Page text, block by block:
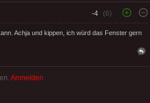
-4 (6)
Achja und kippen, ich würd das Fenster gern
Anmelden